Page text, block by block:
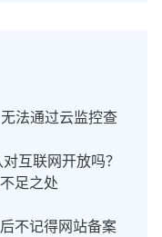
法通过云监控查
互联网开放吗？
足之处
不记得网站备案